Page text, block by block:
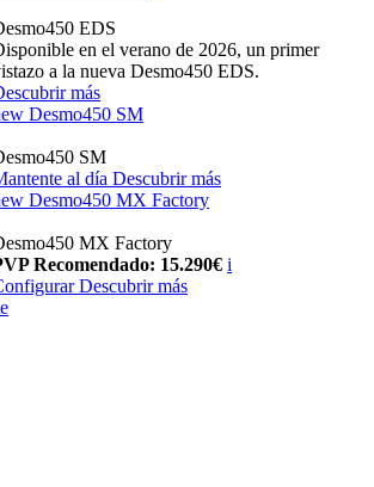
EDS
en el verano de 2026, un primer
a la nueva Desmo450 EDS.
más
Desmo450 SM
SM
al día Descubrir más
Desmo450 MX Factory
MX Factory
Recomendado: 15.290€ i
Descubrir más